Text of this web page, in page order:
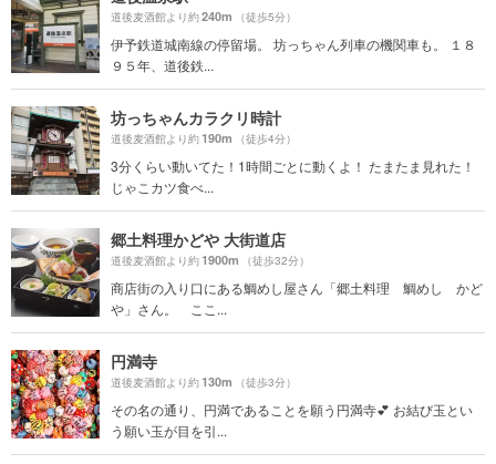
道後麦酒館より約240m （徒歩5分）
伊予鉄道城南線の停留場。 坊っちゃん列車の機関車も。 １８
９５年、道後鉄...
坊っちゃんカラクリ時計
道後麦酒館より約190m （徒歩4分）
3分くらい動いてた！1時間ごとに動くよ！ たまたま見れた！
じゃこカツ食べ...
郷土料理かどや 大街道店
道後麦酒館より約1900m （徒歩32分）
商店街の入り口にある鯛めし屋さん「郷土料理 鯛めし かど
や」さん。 ここ...
円満寺
道後麦酒館より約130m （徒歩3分）
その名の通り、円満であることを願う円満寺💕 お結び玉とい
う願い玉が目を引...